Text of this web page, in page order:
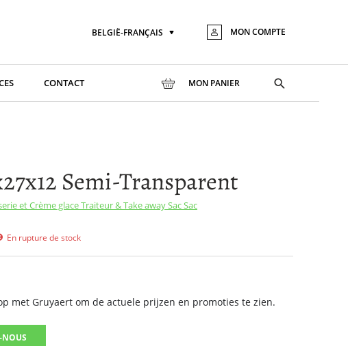
Langue
BELGIË-FRANÇAIS MON COMPTE
CONTACT MON PANIER
Toggle
search
Semi-Transparent
et Crème glaceTraiteur & Take awaySacSac
En rupture de stock
met Gruyaert om de actuele prijzen en promoties te zien.
NOUS